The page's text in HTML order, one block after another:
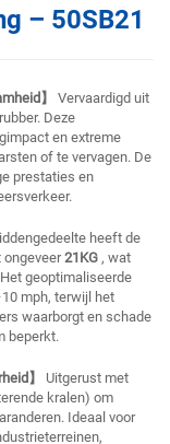
– 50SB21
】 Vervaardigd uit
Deze
en extreme
of te vervagen. De
prestaties en
heeft de
ongeveer21KG , wat
geoptimaliseerde
mph, terwijl het
waarborgt en schade
beperkt.
】 Uitgerust met
kralen) om
Ideaal voor